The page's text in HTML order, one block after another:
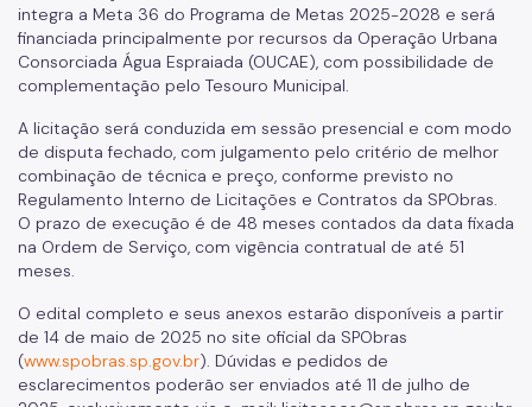
integra a Meta 36 do Programa de Metas 2025-2028 e será
financiada principalmente por recursos da Operação Urbana
Consorciada Água Espraiada (OUCAE), com possibilidade de
complementação pelo Tesouro Municipal.
A licitação será conduzida em sessão presencial e com modo
de disputa fechado, com julgamento pelo critério de melhor
combinação de técnica e preço, conforme previsto no
Regulamento Interno de Licitações e Contratos da SPObras.
O prazo de execução é de 48 meses contados da data fixada
na Ordem de Serviço, com vigência contratual de até 51
meses.
O edital completo e seus anexos estarão disponíveis a partir
de 14 de maio de 2025 no site oficial da SPObras
(www.spobras.sp.gov.br). Dúvidas e pedidos de
esclarecimentos poderão ser enviados até 11 de julho de